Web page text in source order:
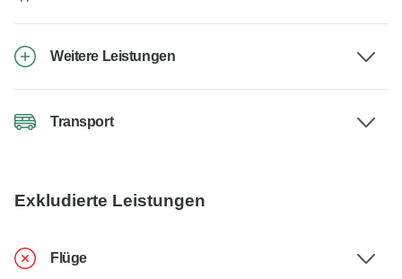
Weitere Leistungen
Transport
Exkludierte Leistungen
Flüge